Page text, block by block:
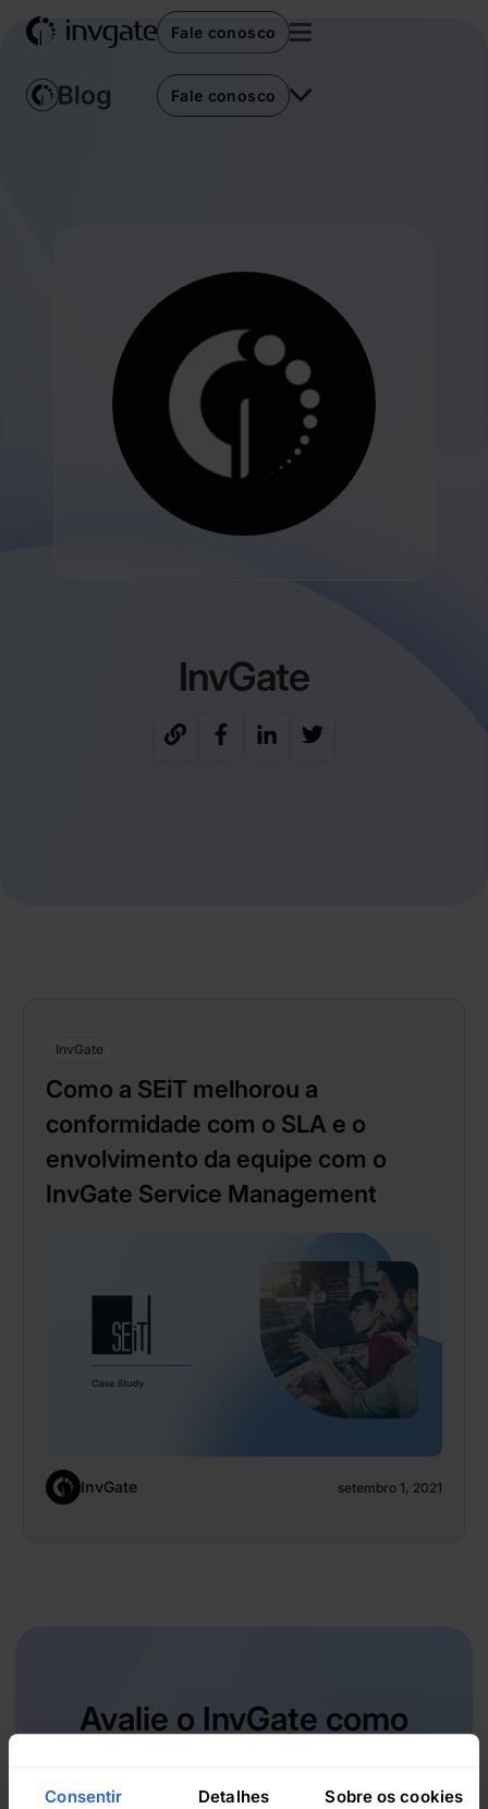
Consentir Detalhes Sobre os cookies
Fale conosco
Fale conosco
InvGate
InvGate
Como a SEiT melhorou a
conformidade com o SLA e o
envolvimento da equipe com o
InvGate Service Management
InvGate setembro 1, 2021
Avalie o InvGate como